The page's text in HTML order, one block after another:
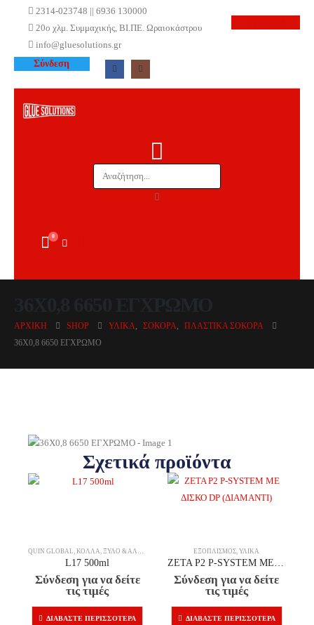
2314-023748 || 6936 130000
20ο χλμ. Συμμαχικής, ΒΙ.ΠΕ. Ωραιοκάστρου
info@gluesolutions.gr
Σύνδεση
0
ΑΡΧΙΚΉ SHOP ΥΛΙΚΆ, ΣΌΚΟΡΑ,
ΠΛΑΣΤΙΚΆ ΣΌΚΟΡΑ
36X0,8 6650 ΕΓΧΡΩΜΟ
Σχετικά προϊόντα
QUIN GLOBAL,ΚΌΛΛΑ,ΞΎΛΟ & ΆΛΛΑ ΥΛΙΚΆ
L17 500ml
Σύνδεση για να δείτε
τις τιμές
ΔΙΑΒΆΣΤΕ ΠΕΡΙΣΣΌΤΕΡΑ
ΕΞΟΠΛΙΣΜΌΣ,ΥΛΙΚΆ
ZETA P2 P-SYSTEM ΜΕ ΔΙΣΚΟ DP (ΔΙΑΜΑΝΤΙ)
Σύνδεση για να δείτε
τις τιμές
ΔΙΑΒΆΣΤΕ ΠΕΡΙΣΣΌΤΕΡΑ